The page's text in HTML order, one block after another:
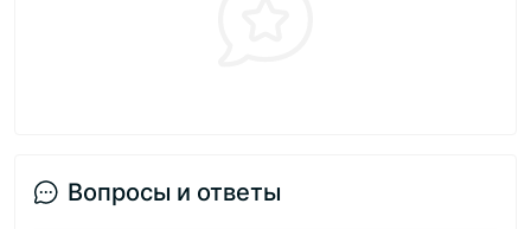
Вопросы и ответы